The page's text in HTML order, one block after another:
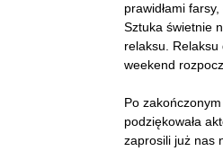
prawidłami
Sztuka świetnie
relaksu. Relaksu
weekend
Po
podziękowała
zaprosili już nas